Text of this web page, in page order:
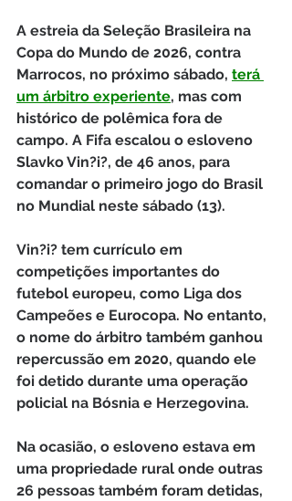
A estreia da Seleção Brasileira na
Copa do Mundo de 2026, contra
Marrocos, no próximo sábado, terá
um árbitro experiente, mas com
histórico de polêmica fora de
campo. A Fifa escalou o esloveno
Slavko Vin?i?, de 46 anos, para
comandar o primeiro jogo do Brasil
no Mundial neste sábado (13).
Vin?i? tem currículo em
competições importantes do
futebol europeu, como Liga dos
Campeões e Eurocopa. No entanto,
o nome do árbitro também ganhou
repercussão em 2020, quando ele
foi detido durante uma operação
policial na Bósnia e Herzegovina.
Na ocasião, o esloveno estava em
uma propriedade rural onde outras
26 pessoas também foram detidas,